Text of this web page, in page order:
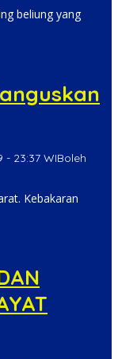
beliung yang
- 23:37 WIBoleh
Kebakaran